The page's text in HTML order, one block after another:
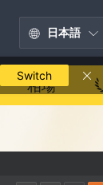
日本語
Switch
相場